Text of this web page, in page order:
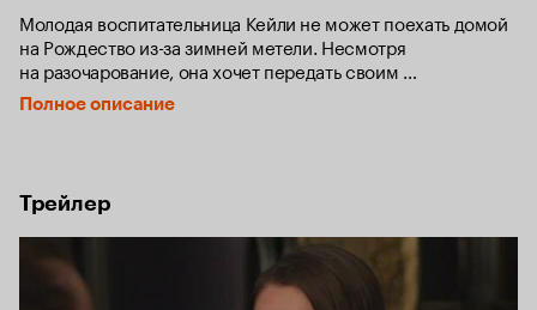
Молодая воспитательница Кейли не может поехать домой
на Рождество из-за зимней метели. Несмотря
на разочарование, она хочет передать своим
воспитанницам волшебство праздника. Получится ли у
нее создать идеальное Рождество в неожиданной
Полное описание
Трейлер